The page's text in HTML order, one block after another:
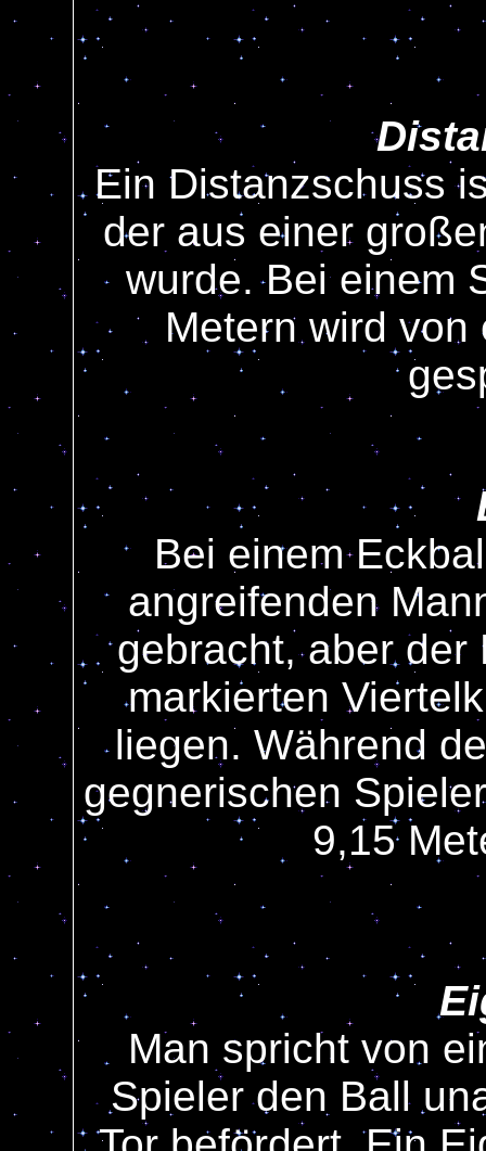
Ein Distanzschuss
der aus einer
wurde. Bei einem
Metern wird
Bei einem
angreifenden
gebracht, aber der
markierten
liegen. Während
gegnerischen
9,15
Man spricht von
Spieler den Ball